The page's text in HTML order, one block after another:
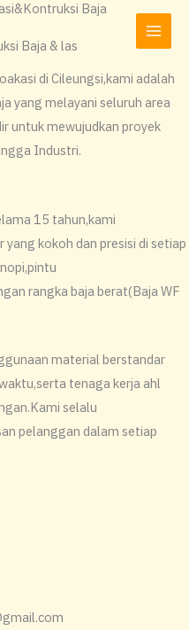
Baja
Baja & las
di Cileungsi,kami adalah
yang melayani seluruh area
untuk mewujudkan proyek
Industri.
15 tahun,kami
kokoh dan presisi di setiap
rangka baja berat(Baja WF
material berstandar
tenaga kerja ahl
selalu
pelanggan dalam setiap